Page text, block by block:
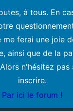
à tous. En
me ferai une joie
ainsi que de la
n'hésitez pas
inscrire.
Par ici le forum !